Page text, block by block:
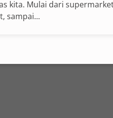
kita. Mulai dari
sampai...